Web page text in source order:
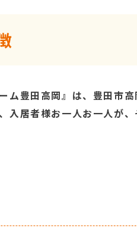
ム豊田高岡』は、豊田市
入居者様お一人お一人が